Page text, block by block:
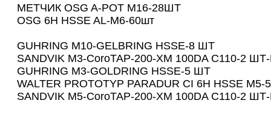
МЕТЧИК ОSG A-POT М16-28ШТ
OSG 6H HSSE AL-M6-60шт
GUHRING M10-GELBRING HSSE-8 ШТ
SANDVIK M3-CoroTAP-200-ХM 100DA С110-2
GUHRING M3-GOLDRING HSSE-5 ШТ
WALTER PROTOTYP PARADUR CI 6H HSSE M5-
SANDVIK M5-CoroTAP-200-ХM 100DA С110-2